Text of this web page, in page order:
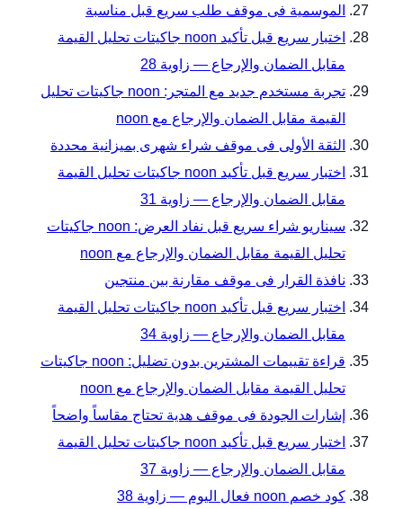
الموسمية فى موقف طلب سريع قبل مناسبة
اختبار سريع قبل تأكيد noon جاكيتات تحليل القيمة
مقابل الضمان والإرجاع — زاوية 28
تجربة مستخدم جديد مع المتجر: noon جاكيتات تحليل
القيمة مقابل الضمان والإرجاع مع noon
الثقة الأولى فى موقف شراء شهرى بميزانية محددة
اختبار سريع قبل تأكيد noon جاكيتات تحليل القيمة
مقابل الضمان والإرجاع — زاوية 31
سيناريو شراء سريع قبل نفاد العرض: noon جاكيتات
تحليل القيمة مقابل الضمان والإرجاع مع noon
نافذة القرار فى موقف مقارنة بين منتجين
اختبار سريع قبل تأكيد noon جاكيتات تحليل القيمة
مقابل الضمان والإرجاع — زاوية 34
قراءة تقييمات المشترين بدون تضليل: noon جاكيتات
تحليل القيمة مقابل الضمان والإرجاع مع noon
إشارات الجودة فى موقف هدية تحتاج مقاساً واضحاً
اختبار سريع قبل تأكيد noon جاكيتات تحليل القيمة
مقابل الضمان والإرجاع — زاوية 37
كود خصم noon فعال اليوم — زاوية 38